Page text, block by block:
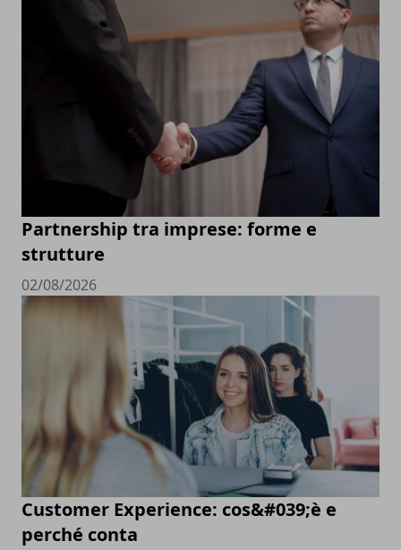
Partnership tra imprese: forme e
strutture
02/08/2026
Customer Experience: cos&#039;è e
perché conta